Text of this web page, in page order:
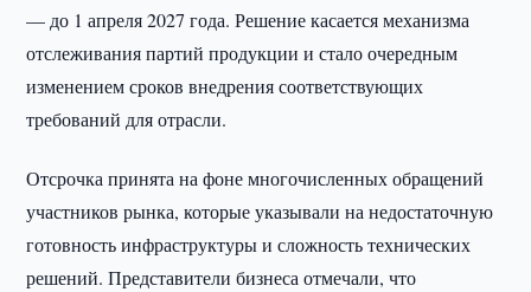
— до 1 апреля 2027 года. Решение касается механизма
отслеживания партий продукции и стало очередным
изменением сроков внедрения соответствующих
требований для отрасли.
Отсрочка принята на фоне многочисленных обращений
участников рынка, которые указывали на недостаточную
готовность инфраструктуры и сложность технических
решений. Представители бизнеса отмечали, что